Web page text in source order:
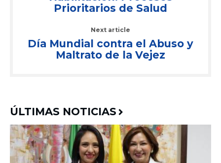
Prioritarios de Salud
Next article
Día Mundial contra el Abuso y
Maltrato de la Vejez
ÚLTIMAS NOTICIAS